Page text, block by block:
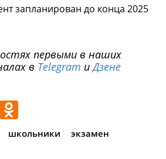
запланирован до конца 2025
первыми в наших
в Telegram иДзене
VK
школьники экзамен